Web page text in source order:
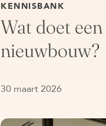
KENNISBANK
Wat doet
nieuwbouw?
30 maart 2026